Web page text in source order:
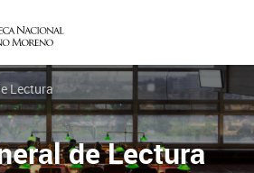
Lectura
de Lectura